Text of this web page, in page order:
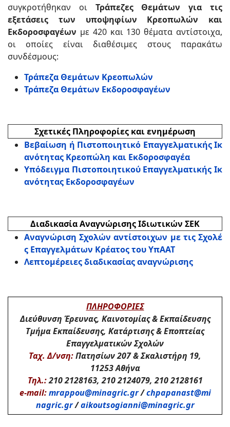
συγκροτήθηκαν οι Τράπεζες Θεμάτων για τις
εξετάσεις των υποψηφίων Κρεοπωλών και
Εκδοροσφαγέων με 420 και 130 θέματα αντίστοιχα,
οι οποίες είναι διαθέσιμες στους παρακάτω
συνδέσμους:
Τράπεζα Θεμάτων Κρεοπωλών
Τράπεζα Θεμάτων Εκδοροσφαγέων
Σχετικές Πληροφορίες και ενημέρωση
Βεβαίωση ή Πιστοποιητικό Επαγγελματικής Ικ
ανότητας Κρεοπώλη και Εκδοροσφαγέα
Υπόδειγμα Πιστοποιητικού Επαγγελματικής Ικ
ανότητας Εκδοροσφαγέων
Διαδικασία Αναγνώρισης Ιδιωτικών ΣΕΚ
Αναγνώριση Σχολών αντίστοιχων με τις Σχολέ
ς Επαγγελμάτων Κρέατος του ΥπΑΑΤ
Λεπτομέρειες διαδικασίας αναγνώρισης
ΠΛΗΡΟΦΟΡΙΕΣ
Διεύθυνση Έρευνας, Καινοτομίας & Εκπαίδευσης
Τμήμα Εκπαίδευσης, Κατάρτισης & Εποπτείας
Επαγγελματικών Σχολών
Ταχ. Δ/νση:Πατησίων 207 & Σκαλιστήρη 19,
11253 Αθήνα
Τηλ.:210 2128163, 210 2124079, 210 2128161
e-mail: mrappou@minagric.gr/chpapanast@mi
nagric.gr/aikoutsogianni@minagric.gr